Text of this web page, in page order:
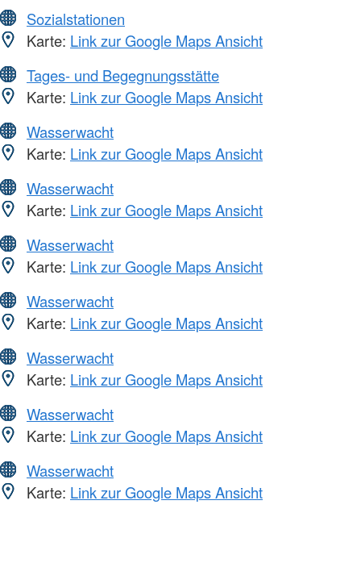
Sozialstationen
Karte: Link zur Google Maps Ansicht
Tages- und Begegnungsstätte
Karte: Link zur Google Maps Ansicht
Wasserwacht
Karte: Link zur Google Maps Ansicht
Wasserwacht
Karte: Link zur Google Maps Ansicht
Wasserwacht
Karte: Link zur Google Maps Ansicht
Wasserwacht
Karte: Link zur Google Maps Ansicht
Wasserwacht
Karte: Link zur Google Maps Ansicht
Wasserwacht
Karte: Link zur Google Maps Ansicht
Wasserwacht
Karte: Link zur Google Maps Ansicht